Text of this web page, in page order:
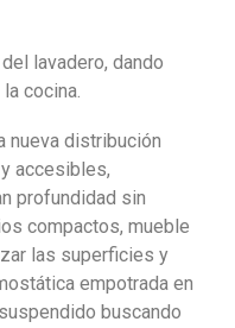
lavadero, dando
cocina.
nueva distribución
accesibles,
profundidad sin
compactos, mueble
las superficies y
empotrada en
buscando